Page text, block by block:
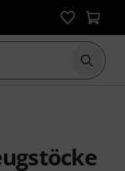
Suche